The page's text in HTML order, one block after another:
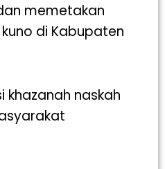
memetakan
di Kabupaten
khazanah naskah